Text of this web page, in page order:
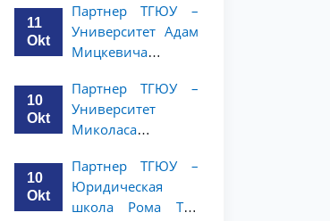
курсов ТГЮУ
объявляет
программу
академической
студентов 2–3
курсов ТГЮУ
11
Okt
Партнер ТГЮУ –
Университет Адам
Мицкевича
программу
академической
мобильности для
курсов ТГЮУ
10
Okt
Партнер ТГЮУ –
Университет
Миколаса
объявляет
программу
академической
10
Okt
Партнер ТГЮУ –
Юридическая
школа Рома Тре